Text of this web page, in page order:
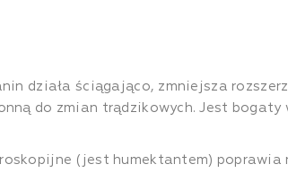
działa ściągająco, zmniejsza
do zmian trądzikowych. Jest bogaty
(jest humektantem) poprawia